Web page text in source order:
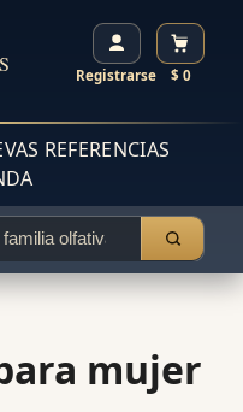
Registrarse $ 0
REFERENCIAS
mujer